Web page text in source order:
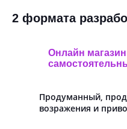
2 формата
Онлайн
Продуманный,
возражения и